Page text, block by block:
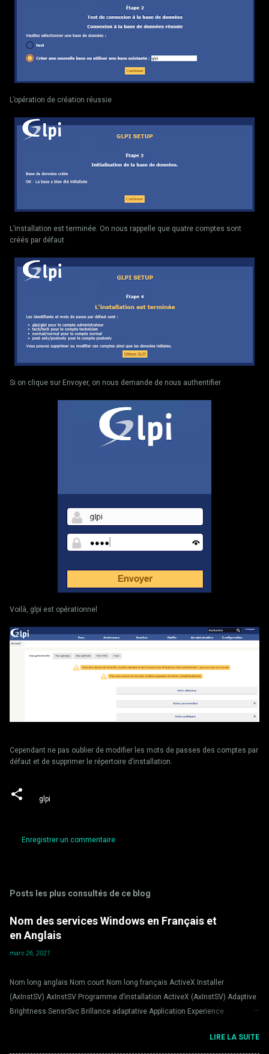
L’opération de création réussie
L’installation est terminée. On nous rappelle que quatre comptes sont
créés par défaut
Si on clique sur Envoyer, on nous demande de nous authentifier
Voilà, glpi est opérationnel
Cependant ne pas oublier de modifier les mots de passes des comptes par
défaut et de supprimer le répertoire d’installation.
glpi
e
n
t
i
r
Enregistrer un commentaire
Posts les plus consultés de ce blog
Nom des services Windows en Français et
en Anglais
mars 26, 2021
Nom long anglais Nom court Nom long français ActiveX Installer
(AxInstSV) AxInstSV Programme d’installation ActiveX (AxInstSV) Adaptive
Brightness SensrSvc Brillance adaptative Application Experience
AppHostSvc Application Host Helper Service Application Identity AppIDSvc
LIRE LA SUITE